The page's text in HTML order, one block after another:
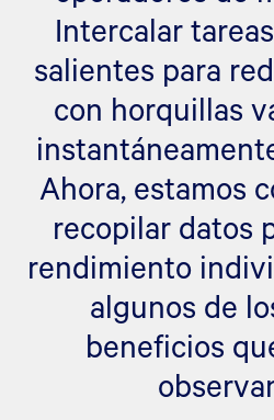
Intercalar
salientes para
con horquillas
Ahora, estamos
recopilar datos
rendimiento
algunos de
beneficios